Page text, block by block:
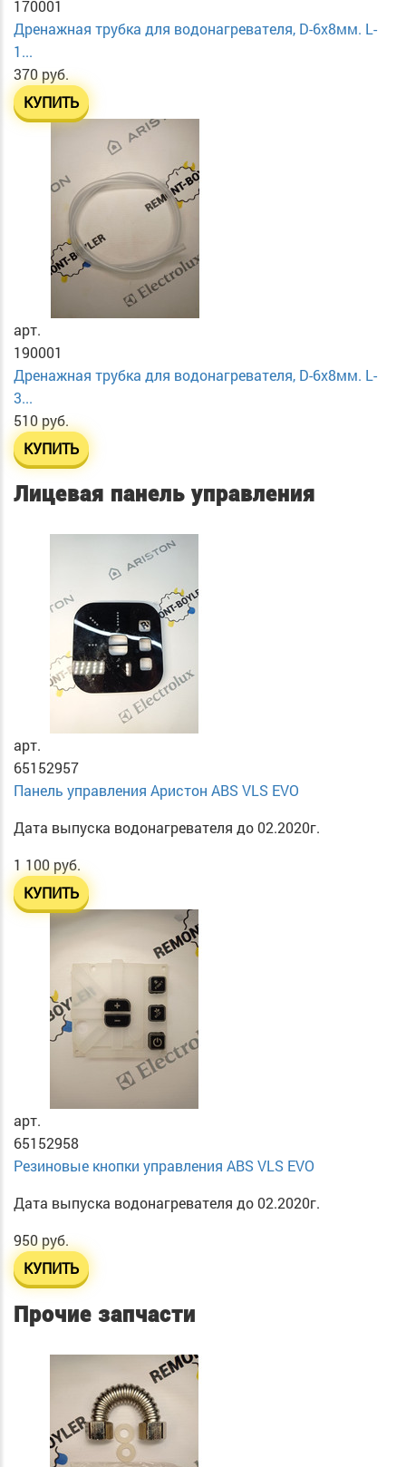
170001
Дренажная трубка для водонагревателя, D-6х8мм. L-
1...
370 руб.
КУПИТЬ
арт.
190001
Дренажная трубка для водонагревателя, D-6х8мм. L-
3...
510 руб.
КУПИТЬ
Лицевая панель управления
арт.
65152957
Панель управления Аристон ABS VLS EVO
Дата выпуска водонагревателя до 02.2020г.
1 100 руб.
КУПИТЬ
арт.
65152958
Резиновые кнопки управления ABS VLS EVO
Дата выпуска водонагревателя до 02.2020г.
950 руб.
КУПИТЬ
Прочие запчасти